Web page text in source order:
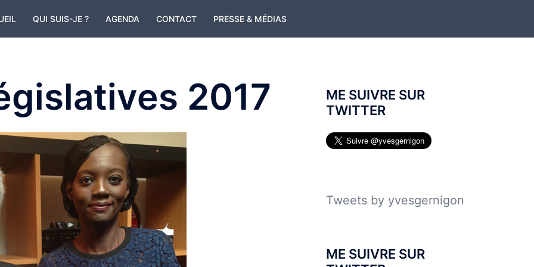
QUI SUIS-JE ? AGENDA CONTACT PRESSE & MÉDIAS
2017
ME SUIVRE SUR
TWITTER
Tweets by yvesgernigon
ME SUIVRE SUR